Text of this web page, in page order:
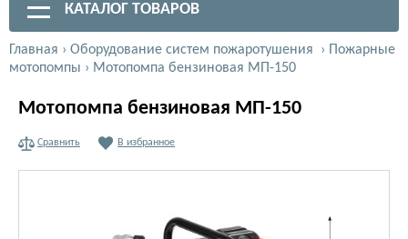
КАТАЛОГ ТОВАРОВ
Главная › Оборудование систем пожаротушения ›
Пожарные
мотопомпы › Мотопомпа бензиновая МП-150
Мотопомпа бензиновая МП-150
Сравнить В избранное